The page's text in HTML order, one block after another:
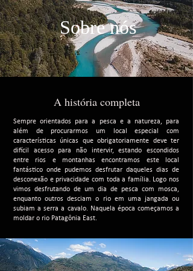
Sobre nós
A história completa
Sempre orientados para a pesca e a natureza, para
além de procurarmos um local especial com
características únicas que obrigatoriamente deve ter
difícil acesso para não intervir, estando escondidos
entre rios e montanhas encontramos este local
fantástico onde pudemos desfrutar daqueles dias de
desconexão e privacidade com toda a família. Logo nos
vimos desfrutando de um dia de pesca com mosca,
enquanto outros desciam o rio em uma jangada ou
subiam a serra a cavalo. Naquela época começamos a
moldar o rio Patagônia East.